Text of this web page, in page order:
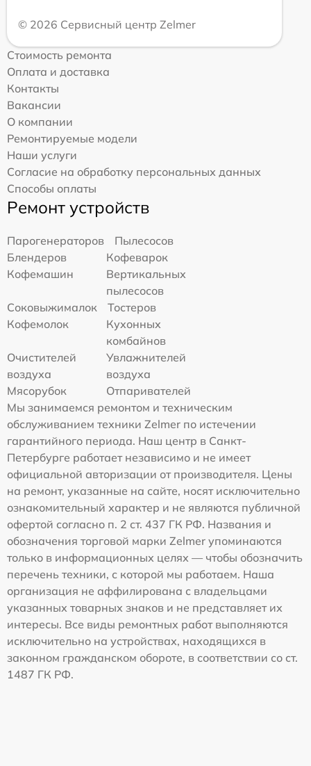
© 2026 Сервисный центр Zelmer
Стоимость ремонта
Оплата и доставка
Контакты
Вакансии
О компании
Ремонтируемые модели
Наши услуги
Согласие на обработку персональных данных
Способы оплаты
Ремонт устройств
Парогенераторов
Пылесосов
Блендеров
Кофеварок
Кофемашин
Вертикальных
пылесосов
Соковыжималок
Тостеров
Кофемолок
Кухонных
комбайнов
Очистителей
воздуха
Увлажнителей
воздуха
Мясорубок
Отпаривателей
Мы занимаемся ремонтом и техническим
обслуживанием техники Zelmer по истечении
гарантийного периода. Наш центр в Санкт-
Петербурге работает независимо и не имеет
официальной авторизации от производителя. Цены
на ремонт, указанные на сайте, носят исключительно
ознакомительный характер и не являются публичной
офертой согласно п. 2 ст. 437 ГК РФ. Названия и
обозначения торговой марки Zelmer упоминаются
только в информационных целях — чтобы обозначить
перечень техники, с которой мы работаем. Наша
организация не аффилирована с владельцами
указанных товарных знаков и не представляет их
интересы. Все виды ремонтных работ выполняются
исключительно на устройствах, находящихся в
законном гражданском обороте, в соответствии со ст.
1487 ГК РФ.